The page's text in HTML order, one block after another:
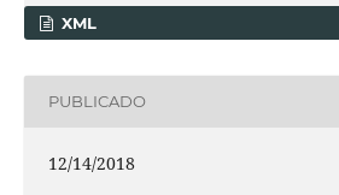
XML
PUBLICADO
12/14/2018